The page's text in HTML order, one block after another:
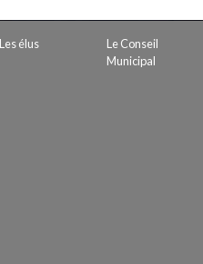
subvention
de tournage
Les élus
Le Conseil
Municipal